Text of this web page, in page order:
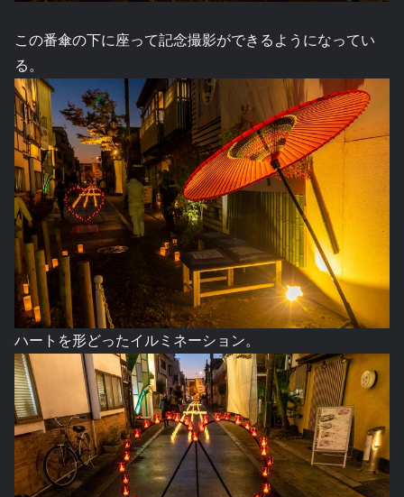
この番傘の下に座って記念撮影ができるようになってい
る。
ハートを形どったイルミネーション。